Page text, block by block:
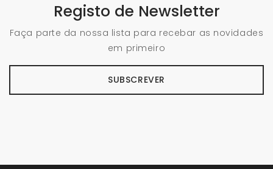
Registo de Newsletter
Faça parte da nossa lista para recebar as novidades
em primeiro
SUBSCREVER